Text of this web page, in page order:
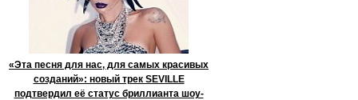
«Эта песня для нас, для самых красивых
созданий»: новый трек SEVILLE
подтвердил её статус бриллианта шоу-